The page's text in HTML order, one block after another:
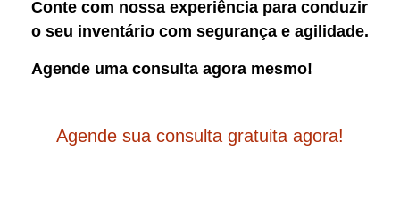
Conte com nossa experiência para conduzir
o seu inventário com segurança e agilidade.
Agende uma consulta agora mesmo!
Agende sua consulta gratuita agora!